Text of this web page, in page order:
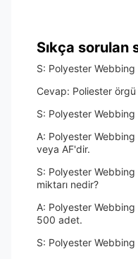
Sıkça sorulan
S: Polyester Webbing
Cevap: Poliester örgü
S: Polyester
A: Polyester
veya AF'dir.
S: Polyester
miktarı nedir?
A: Polyester
500 adet.
S: Polyester